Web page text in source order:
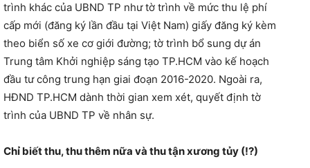
trình khác của UBND TP như tờ trình về mức thu lệ phí
cấp mới (đăng ký lần đầu tại Việt Nam) giấy đăng ký kèm
theo biển số xe cơ giới đường; tờ trình bổ sung dự án
Trung tâm Khởi nghiệp sáng tạo TP.HCM vào kế hoạch
đầu tư công trung hạn giai đoạn 2016-2020. Ngoài ra,
HĐND TP.HCM dành thời gian xem xét, quyết định tờ
trình của UBND TP về nhân sự.
Chỉ biết thu, thu thêm nữa và thu tận xương tủy (!?)